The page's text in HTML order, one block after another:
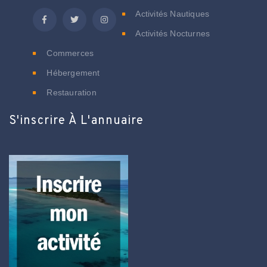
Activités Nautiques
Activités Nocturnes
Commerces
Hébergement
Restauration
S'inscrire À L'annuaire